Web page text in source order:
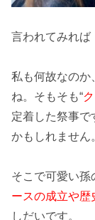
言われてみれば
私も何故なのか
ね。そもそも“
定着した祭事で
かもしれません
そこで可愛い孫
ースの成立や歴
しだいです。